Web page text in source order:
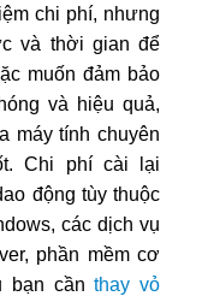
chi phí, nhưng
và thời gian để
muốn đảm bảo
và hiệu quả,
máy tính chuyên
Chi phí cài lại
động tùy thuộc
các dịch vụ
phần mềm cơ
bạn cầnthay vỏ